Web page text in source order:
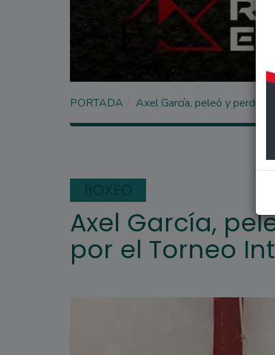
PORTADA Axel García, peleó y perdió
Axel García,
por el Torneo